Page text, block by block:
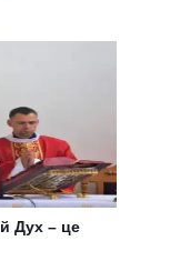
Дух – це